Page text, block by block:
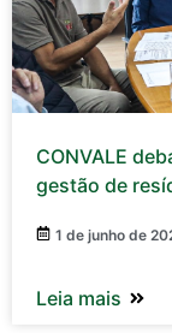
CONVALE
gestão de
1 de junho de
Leia mais